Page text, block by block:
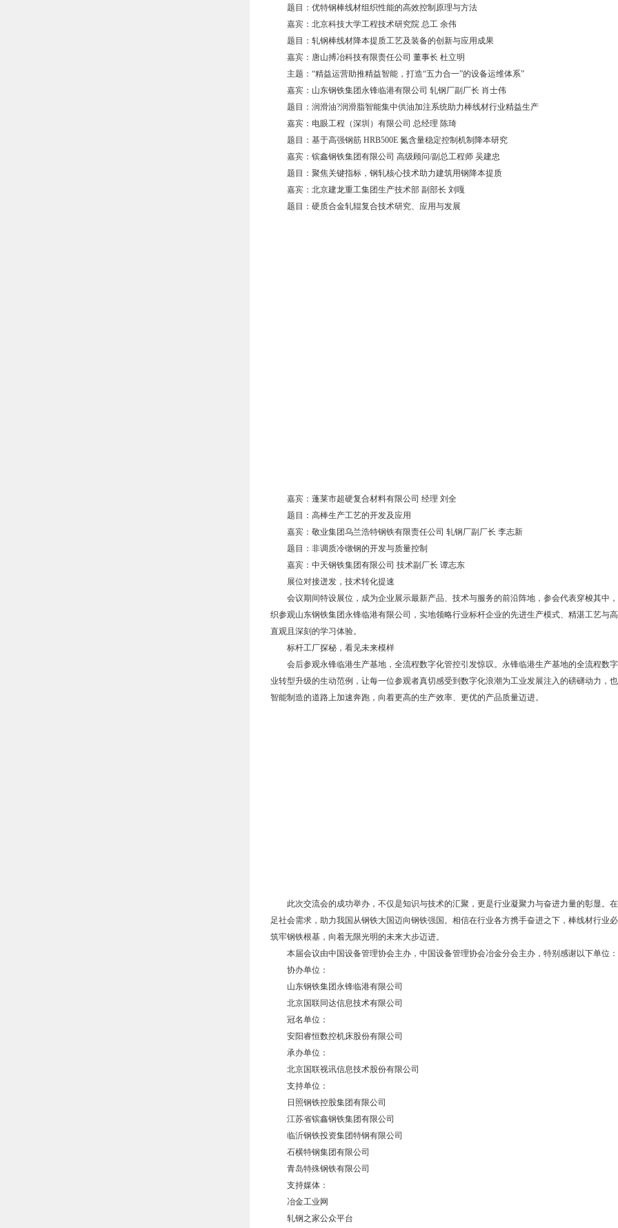
题目：优特钢棒线材组织性能的高效控制原理与方法
嘉宾：北京科技大学工程技术研究院 总工 余伟
题目：轧钢棒线材降本提质工艺及装备的创新与应用成果
嘉宾：唐山搏冶科技有限责任公司 董事长 杜立明
主题：“精益运营助推精益智能，打造“五力合一”的设备运维体系”
嘉宾：山东钢铁集团永锋临港有限公司 轧钢厂副厂长 肖士伟
题目：润滑油?润滑脂智能集中供油加注系统助力棒线材行业精益生产
嘉宾：电眼工程（深圳）有限公司 总经理 陈琦
题目：基于高强钢筋 HRB500E 氮含量稳定控制机制降本研究
嘉宾：镔鑫钢铁集团有限公司 高级顾问/副总工程师 吴建忠
题目：聚焦关键指标，钢轧核心技术助力建筑用钢降本提质
嘉宾：北京建龙重工集团生产技术部 副部长 刘嘎
题目：硬质合金轧辊复合技术研究、应用与发展
嘉宾：蓬莱市超硬复合材料有限公司 经理 刘全
题目：高棒生产工艺的开发及应用
嘉宾：敬业集团乌兰浩特钢铁有限责任公司 轧钢厂副厂长 李志新
题目：非调质冷镦钢的开发与质量控制
嘉宾：中天钢铁集团有限公司 技术副厂长 谭志东
展位对接迸发，技术转化提速
会议期间特设展位，成为企业展示最新产品、技术与服务的前沿阵地，参会代表穿梭其中
织参观山东钢铁集团永锋临港有限公司，实地领略行业标杆企业的先进生产模式、精湛工艺与
直观且深刻的学习体验。
标杆工厂探秘，看见未来模样
会后参观永锋临港生产基地，全流程数字化管控引发惊叹。永锋临港生产基地的全流程数
业转型升级的生动范例，让每一位参观者真切感受到数字化浪潮为工业发展注入的磅礴动力，
智能制造的道路上加速奔跑，向着更高的生产效率、更优的产品质量迈进。
此次交流会的成功举办，不仅是知识与技术的汇聚，更是行业凝聚力与奋进力量的彰显。
足社会需求，助力我国从钢铁大国迈向钢铁强国。相信在行业各方携手奋进之下，棒线材行业
筑牢钢铁根基，向着无限光明的未来大步迈进。
本届会议由中国设备管理协会主办，中国设备管理协会冶金分会主办，特别感谢以下单位：
协办单位：
山东钢铁集团永锋临港有限公司
北京国联同达信息技术有限公司
冠名单位：
安阳睿恒数控机床股份有限公司
承办单位：
北京国联视讯信息技术股份有限公司
支持单位：
日照钢铁控股集团有限公司
江苏省镔鑫钢铁集团有限公司
临沂钢铁投资集团特钢有限公司
石横特钢集团有限公司
青岛特殊钢铁有限公司
支持媒体：
冶金工业网
轧钢之家公众平台